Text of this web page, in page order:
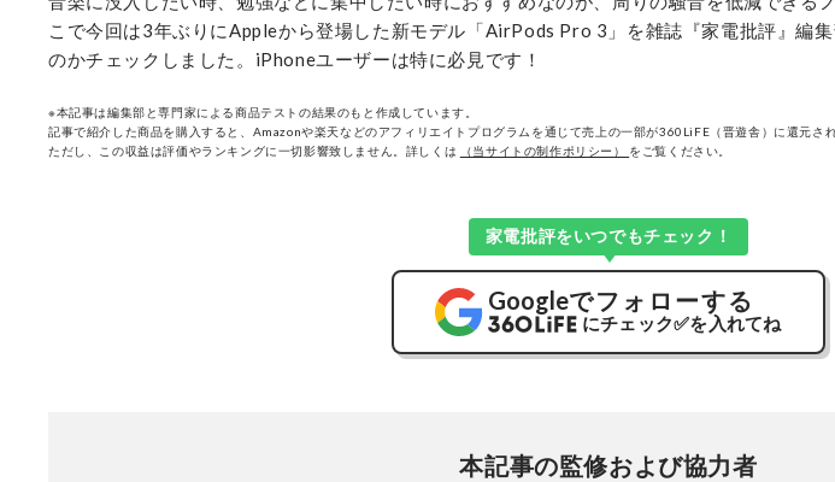
こで今回は3年ぶりにAppleから登場した新モデル「AirPods Pro 3」を雑誌『家電批評』編
のかチェックしました。iPhoneユーザーは特に必見です！
※本記事は編集部と専門家による商品テストの結果のもと作成しています。
記事で紹介した商品を購入すると、Amazonや楽天などのアフィリエイトプログラムを通じて売上の一部が360LiFE（晋遊舎）に還元され
ただし、この収益は評価やランキングに一切影響致しません。詳しくは
（当サイトの制作ポリシー） をご覧ください。
家電批評をいつでもチェック！
Googleでフォローする
にチェック✅を入れてね
本記事の監修および協力者